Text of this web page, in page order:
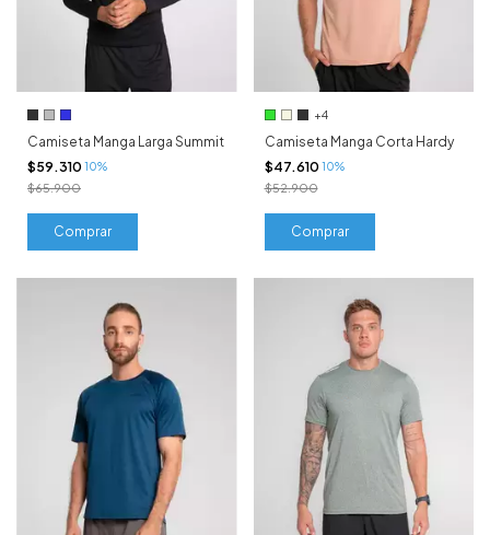
Camiseta Manga Larga Summit
$59.310 10%
$65.900
Comprar
+4
Camiseta Manga Corta Hardy
$47.610 10%
$52.900
Comprar